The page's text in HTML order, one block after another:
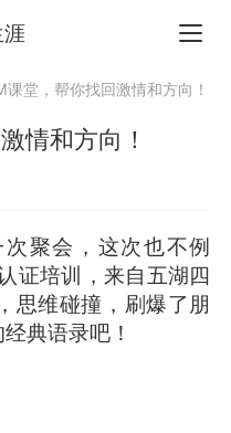
课堂，帮你找回激情和方向！
情和方向！
聚会，这次也不例
证培训，来自五湖四
思维碰撞，刷爆了朋
典语录吧！